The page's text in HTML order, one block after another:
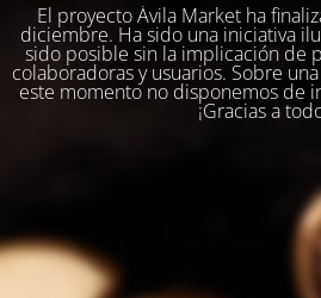
El proyecto Ávila Market ha
diciembre. Ha sido una iniciativa
sido posible sin la implicación de
colaboradoras y usuarios. Sobre
este momento no disponemos de
¡Gracias a